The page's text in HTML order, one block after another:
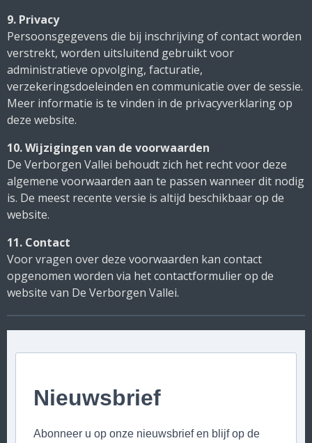
9. Privacy
Persoonsgegevens die bij inschrijving of contact worden
verstrekt, worden uitsluitend gebruikt voor
administratieve opvolging, facturatie,
verzekeringsdoeleinden en communicatie over de sessie.
Meer informatie is te vinden in de privacyverklaring op
deze website.
10. Wijzigingen van de voorwaarden
De Verborgen Vallei behoudt zich het recht voor deze
algemene voorwaarden aan te passen wanneer dit nodig
is. De meest recente versie is altijd beschikbaar op de
website.
11. Contact
Voor vragen over deze voorwaarden kan contact
opgenomen worden via het contactformulier op de
website van De Verborgen Vallei.
Nieuwsbrief
Abonneer u op onze nieuwsbrief en blijf op de